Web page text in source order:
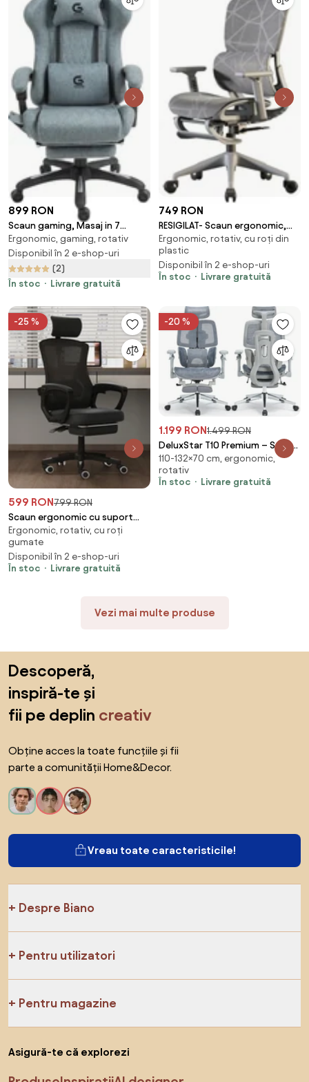
899 RON
Scaun gaming, Masaj in 7
puncte, Boxe Bluetooth,
funcție șezlong, 90-155 grade,
suport picioare, textil, Gri
Ergonomic, gaming, rotativ
Disponibil în 2 e-shop-uri
(2)
În stoc
Livrare gratuită
749 RON
RESIGILAT- Scaun ergonomic,
functie translatie sezut,
cotiere reglabile 3D, tetiera 3D,
suport lombar 3D Adaptive,
pivotant, suport picioare, Gri
Ergonomic, rotativ, cu roți din
plastic
Disponibil în 2 e-shop-uri
În stoc
Livrare gratuită
-25 %
599 RON 799 RON
Scaun ergonomic cu suport
lombar, pivotant 360°, tetieră
reglabilă, suport pentru
picioare, Mesh, Negru
Ergonomic, rotativ, cu roți
gumate
Disponibil în 2 e-shop-uri
În stoc
Livrare gratuită
-20 %
1.199 RON1.499 RON
DeluxStar T10 Premium – Scaun
ergonomic, cotiere 6D ultra
moi, Suport Lombar 3 Zone
Dinamice, Spătar ajustabil pe
110-132×70 cm, ergonomic,
rotativ
În stoc
Livrare gratuită
Vezi mai multe produse
Descoperă,
inspiră-te și
fii pe deplin creativ
Obține acces la toate funcțiile și fii
parte a comunității Home&Decor.
Vreau toate caracteristicile!
Despre Biano
Pentru utilizatori
Pentru magazine
Asigură-te că explorezi